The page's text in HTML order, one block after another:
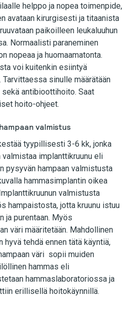
helppo ja nopea toimenpide,
avataan kirurgisesti ja titaanista
paikoilleen leukaluuhun
Normaalisti paraneminen
nopeaa ja huomaamatonta.
voi kuitenkin esiintyä
Tarvittaessa sinulle määrätään
antibioottihoito. Saat
hoito-ohjeet.
valmistus
tyypillisesti 3-6 kk, jonka
implanttikruunu eli
pysyvän hampaan valmistusta
hammasimplantin oikea
valmistusta
hampaistosta, jotta kruunu istuu
ja purentaan. Myös
väri määritetään. Mahdollinen
hyvä tehdä ennen tätä käyntiä,
väri sopii muiden
hammas eli
hammaslaboratoriossa ja
erillisellä hoitokäynnillä.